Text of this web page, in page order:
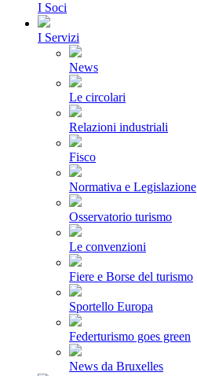
I Soci
I Servizi
News
Le circolari
Relazioni industriali
Fisco
Normativa e Legislazione
Osservatorio turismo
Le convenzioni
Fiere e Borse del turismo
Sportello Europa
Federturismo goes green
News da Bruxelles